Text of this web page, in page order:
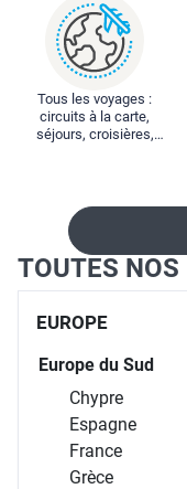
Tous les voyages :
circuits à la carte,
séjours, croisières,
TOUTES NOS
EUROPE
Europe du Sud
Chypre
Espagne
France
Grèce